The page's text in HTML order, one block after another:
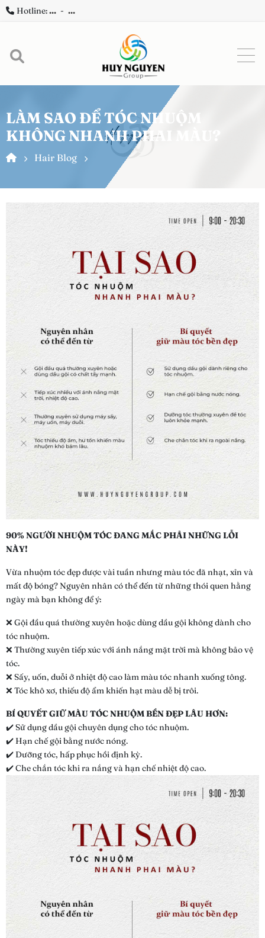
Hotline:... - ...
LÀM SAO ĐỂ TÓC NHUỘM
KHÔNG NHANH PHAI MÀU?
Hair Blog
90% NGƯỜI NHUỘM TÓC ĐANG MẮC PHẢI NHỮNG LỖI
NÀY!
Vừa nhuộm tóc đẹp được vài tuần nhưng màu tóc đã nhạt, xỉn và
mất độ bóng? Nguyên nhân có thể đến từ những thói quen hằng
ngày mà bạn không để ý:
❌ Gội đầu quá thường xuyên hoặc dùng dầu gội không dành cho
tóc nhuộm.
❌ Thường xuyên tiếp xúc với ánh nắng mặt trời mà không bảo vệ
tóc.
❌ Sấy, uốn, duỗi ở nhiệt độ cao làm màu tóc nhanh xuống tông.
❌ Tóc khô xơ, thiếu độ ẩm khiến hạt màu dễ bị trôi.
BÍ QUYẾT GIỮ MÀU TÓC NHUỘM BỀN ĐẸP LÂU HƠN:
✔️ Sử dụng dầu gội chuyên dụng cho tóc nhuộm.
✔️ Hạn chế gội bằng nước nóng.
✔️ Dưỡng tóc, hấp phục hồi định kỳ.
✔️ Che chắn tóc khi ra nắng và hạn chế nhiệt độ cao.